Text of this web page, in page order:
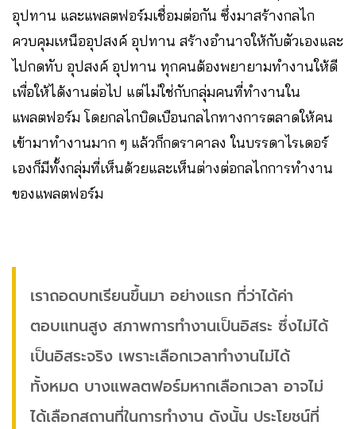
อุปทาน และแพลตฟอร์มเชื่อมต่อกัน ซึ่งมาสร้างกลไก
ควบคุมเหนืออุปสงค์ อุปทาน สร้างอำนาจให้กับตัวเองและ
ไปกดทับ อุปสงค์ อุปทาน ทุกคนต้องพยายามทำงานให้ดี
เพื่อให้ได้งานต่อไป แต่ไม่ใช่กับกลุ่มคนที่ทำงานใน
แพลตฟอร์ม โดยกลไกบิดเบือนกลไกทางการตลาดให้คน
เข้ามาทำงานมาก ๆ แล้วก็กดราคาลง ในบรรดาไรเดอร์
เองก็มีทั้งกลุ่มที่เห็นด้วยและเห็นต่างต่อกลไกการทำงาน
ของแพลตฟอร์ม
เราถอดบทเรียนขึ้นมา อย่างแรก ที่ว่าได้ค่า
ตอบแทนสูง สภาพการทำงานเป็นอิสระ ซึ่งไม่ได้
เป็นอิสระจริง เพราะเลือกเวลาทำงานไม่ได้
ทั้งหมด บางแพลตฟอร์มหากเลือกเวลา อาจไม่
ได้เลือกสถานที่ในการทำงาน ดังนั้น ประโยชน์ที่